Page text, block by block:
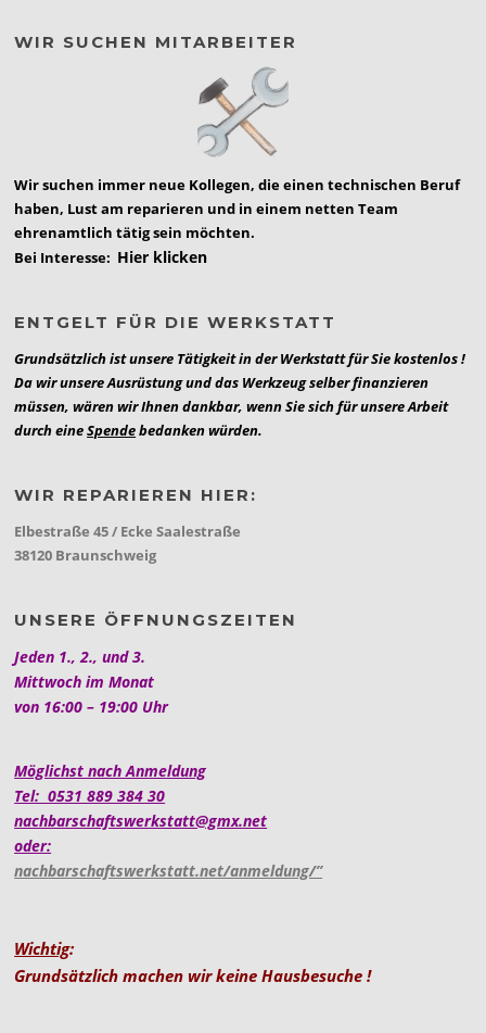
WIR SUCHEN MITARBEITER
Wir suchen immer neue Kollegen, die einen technischen Beruf
haben, Lust am reparieren und in einem netten Team
ehrenamtlich tätig sein möchten.
Bei Interesse: Hier klicken
ENTGELT FÜR DIE WERKSTATT
Grundsätzlich ist unsere Tätigkeit in der Werkstatt für Sie kostenlos !
Da wir unsere Ausrüstung und das Werkzeug selber finanzieren
müssen, wären wir Ihnen dankbar, wenn Sie sich für unsere Arbeit
durch eineSpendebedanken würden.
WIR REPARIEREN HIER:
Elbestraße 45 / Ecke Saalestraße
38120 Braunschweig
UNSERE ÖFFNUNGSZEITEN
Jeden 1., 2., und 3.
Mittwoch im Monat
von 16:00 – 19:00 Uhr
Möglichst nach Anmeldung
Tel: 0531 889 384 30
nachbarschaftswerkstatt@gmx.net
oder:
nachbarschaftswerkstatt.net/anmeldung/”
Wichtig:
Grundsätzlich machen wir keine Hausbesuche !